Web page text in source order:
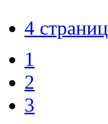
4 страниц
1
2
3